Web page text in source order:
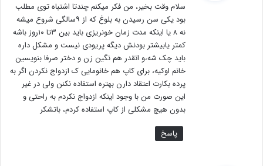
:
سلام وقت بخیر، من فکر میکنم چندتا اشتباه توی مطلب
بود یکی سن رسیدن به بلوغ که از ۹سالگی شروع میشه
نه ۸ یا اینکه مدت زمان خونریزی باید بین ۳تا ۱۰روز باشه
کمتر یابیشتر بودنش دیگه پریودی نیست و مشکل داره
باید چک شه،و انقدر هم نگین زن و دختر صرفا بنویسین
خانم اوکیه، برای کاپ هم خانومایی ک ازدواج نکردن اگر به
پرده بکارت اعتقاد دارن بهتره استفاده نکنن ولی در غیر
این صورت من با وجود اینکه ازدواج نکردم به راحتی و
بدون هیچ مشکلی از کاپ استفاده کردم، باتشکر
پاسخ